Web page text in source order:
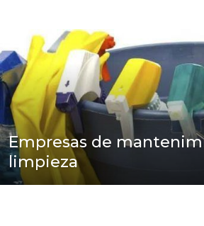
Empresas de
limpieza